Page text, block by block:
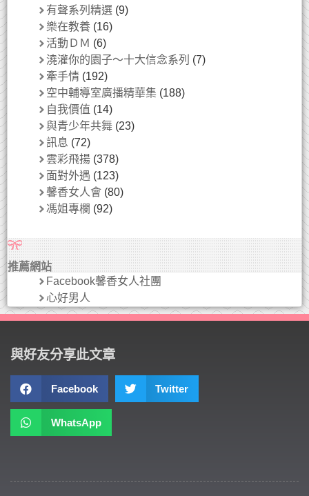
有聲系列精選 (9)
樂在教養 (16)
活動ＤＭ (6)
澆灌你的園子～十大信念系列 (7)
牽手情 (192)
空中輔導室廣播精華集 (188)
自我價值 (14)
與青少年共舞 (23)
訊息 (72)
雲彩飛揚 (378)
面對外遇 (123)
馨香女人會 (80)
馮姐專欄 (92)
推薦網站
Facebook馨香女人社團
心好男人
與好友分享此文章
Facebook Twitter
WhatsApp